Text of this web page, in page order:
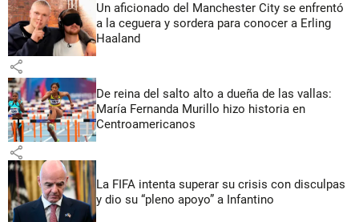
Un aficionado del Manchester City se enfrentó
a la ceguera y sordera para conocer a Erling
Haaland
share
De reina del salto alto a dueña de las vallas:
María Fernanda Murillo hizo historia en
Centroamericanos
share
La FIFA intenta superar su crisis con disculpas
y dio su “pleno apoyo” a Infantino